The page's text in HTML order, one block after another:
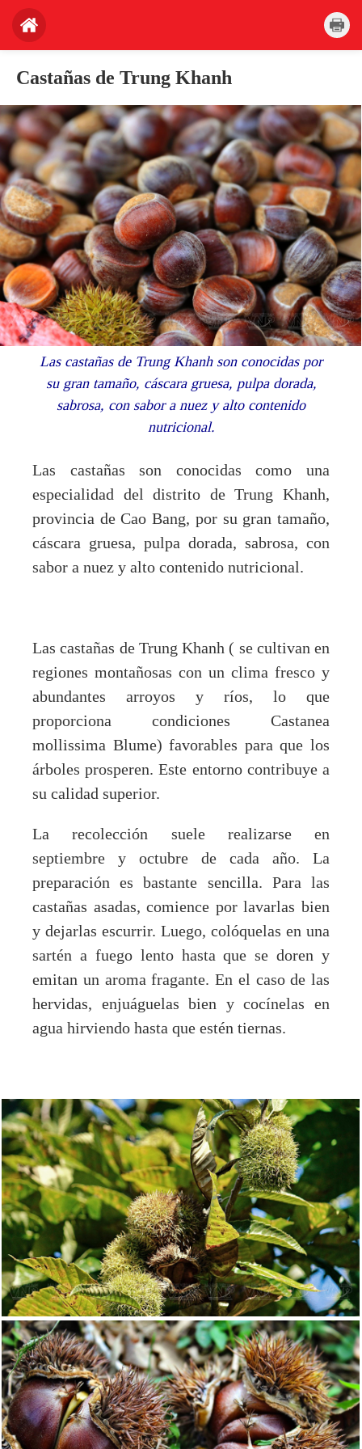
Castañas de Trung Khanh
Las castañas de Trung Khanh son conocidas por
su gran tamaño, cáscara gruesa, pulpa dorada,
sabrosa, con sabor a nuez y alto contenido
nutricional.
Las castañas son conocidas como una
especialidad del distrito de Trung Khanh,
provincia de Cao Bang, por su gran tamaño,
cáscara gruesa, pulpa dorada, sabrosa, con
sabor a nuez y alto contenido nutricional.
Las castañas de Trung Khanh ( se cultivan en
regiones montañosas con un clima fresco y
abundantes arroyos y ríos, lo que
proporciona condiciones Castanea
mollissima Blume) favorables para que los
árboles prosperen. Este entorno contribuye a
su calidad superior.
La recolección suele realizarse en
septiembre y octubre de cada año. La
preparación es bastante sencilla. Para las
castañas asadas, comience por lavarlas bien
y dejarlas escurrir. Luego, colóquelas en una
sartén a fuego lento hasta que se doren y
emitan un aroma fragante. En el caso de las
hervidas, enjuáguelas bien y cocínelas en
agua hirviendo hasta que estén tiernas.